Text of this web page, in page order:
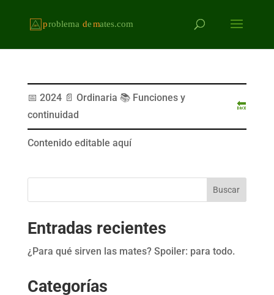
📅 2024 📄 Ordinaria 📚 Funciones y
continuidad
🔙
Contenido editable aquí
Buscar
Entradas recientes
¿Para qué sirven las mates? Spoiler: para todo.
Categorías